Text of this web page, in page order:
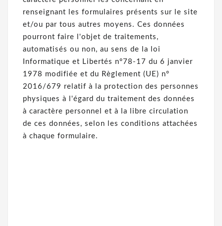
renseignant les formulaires présents sur le site
et/ou par tous autres moyens. Ces données
pourront faire l'objet de traitements,
automatisés ou non, au sens de la loi
Informatique et Libertés n°78-17 du 6 janvier
1978 modifiée et du Règlement (UE) n°
2016/679 relatif à la protection des personnes
physiques à l'égard du traitement des données
à caractère personnel et à la libre circulation
de ces données, selon les conditions attachées
à chaque formulaire.